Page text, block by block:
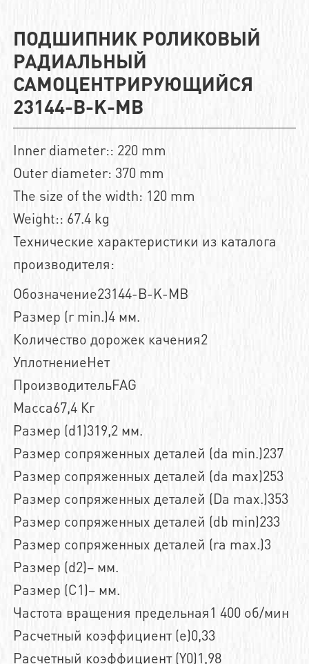
ПОДШИПНИК РОЛИКОВЫЙ
РАДИАЛЬНЫЙ
САМОЦЕНТРИРУЮЩИЙСЯ
23144-B-K-MB
Inner diameter:: 220 mm
Outer diameter: 370 mm
The size of the width: 120 mm
Weight:: 67.4 kg
Технические характеристики из каталога
производителя:
Обозначение23144-B-K-MB
Размер (r min.)4 мм.
Количество дорожек качения2
УплотнениеНет
ПроизводительFAG
Масса67,4 Кг
Размер (d1)319,2 мм.
Размер сопряженных деталей (da min.)237
Размер сопряженных деталей (da max)253
Размер сопряженных деталей (Da max.)353
Размер сопряженных деталей (db min)233
Размер сопряженных деталей (ra max.)3
Размер (d2)– мм.
Размер (C1)– мм.
Частота вращения предельная1 400 об/мин
Расчетный коэффициент (e)0,33
Расчетный коэффициент (Y0)1,98